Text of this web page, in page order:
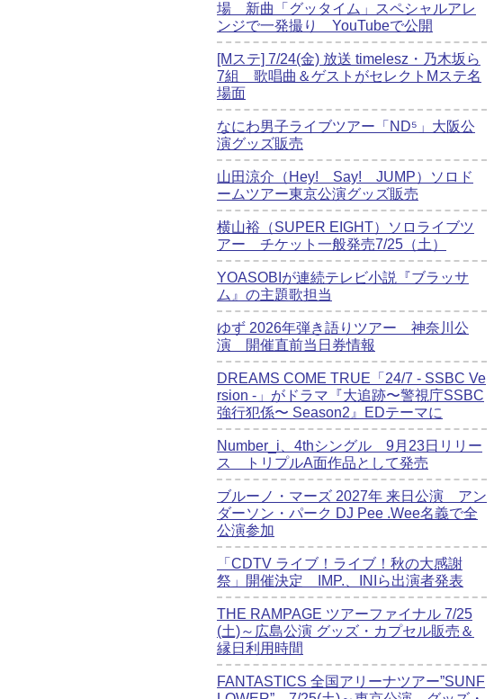
場 新曲「グッタイム」スペシャルアレ
ンジで一発撮り YouTubeで公開
[Mステ] 7/24(金) 放送 timelesz・乃木坂ら
7組 歌唱曲＆ゲストがセレクトMステ名
場面
なにわ男子ライブツアー「ND⁵」大阪公
演グッズ販売
山田涼介（Hey! Say! JUMP）ソロド
ームツアー東京公演グッズ販売
横山裕（SUPER EIGHT）ソロライブツ
アー チケット一般発売7/25（土）
YOASOBIが連続テレビ小説『ブラッサ
ム』の主題歌担当
ゆず 2026年弾き語りツアー 神奈川公
演 開催直前当日券情報
DREAMS COME TRUE「24/7 - SSBC Ve
rsion -」がドラマ『大追跡〜警視庁SSBC
強行犯係〜 Season2』EDテーマに
Number_i、4thシングル 9月23日リリー
ス トリプルA面作品として発売
ブルーノ・マーズ 2027年 来日公演 アン
ダーソン・パーク DJ Pee .Wee名義で全
公演参加
「CDTV ライブ！ライブ！秋の大感謝
祭」開催決定 IMP.、INIら出演者発表
THE RAMPAGE ツアーファイナル 7/25
(土)～広島公演 グッズ・カプセル販売＆
縁日利用時間
FANTASTICS 全国アリーナツアー”SUNF